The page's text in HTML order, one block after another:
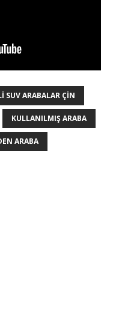
SUV ARABALAR ÇIN
KULLANILMIŞ ARABA
ARABA